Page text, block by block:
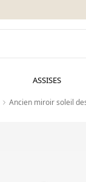
ASSISES
Ancien miroir soleil